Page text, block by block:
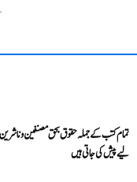
تمام کتب کے جملہ حقوق بحق مصنفین و ناشرین
لیے پیش کی جاتی ہیں